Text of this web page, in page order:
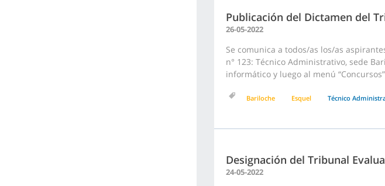
Publicación del Dictamen del
26-05-2022
Se comunica a todos/as los/as
n° 123: Técnico Administrativo, sede
informático y luego al menú
Bariloche Esquel Técnico
Designación del Tribunal
24-05-2022